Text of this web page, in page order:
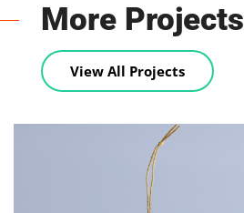
More Projects
View All Projects